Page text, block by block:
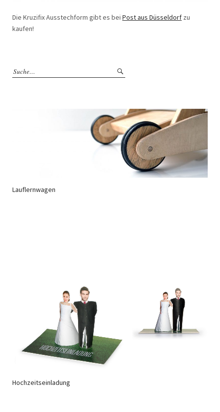
Die Kruzifix Ausstechform gibt es bei Post aus Düsseldorf zu
kaufen!
Lauflernwagen
Hochzeitseinladung